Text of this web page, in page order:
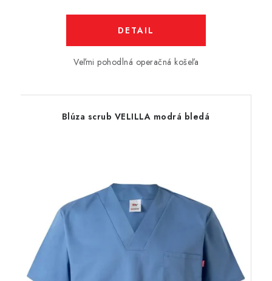
DETAIL
Veľmi pohodlná operačná košeľa
Blúza scrub VELILLA modrá bledá